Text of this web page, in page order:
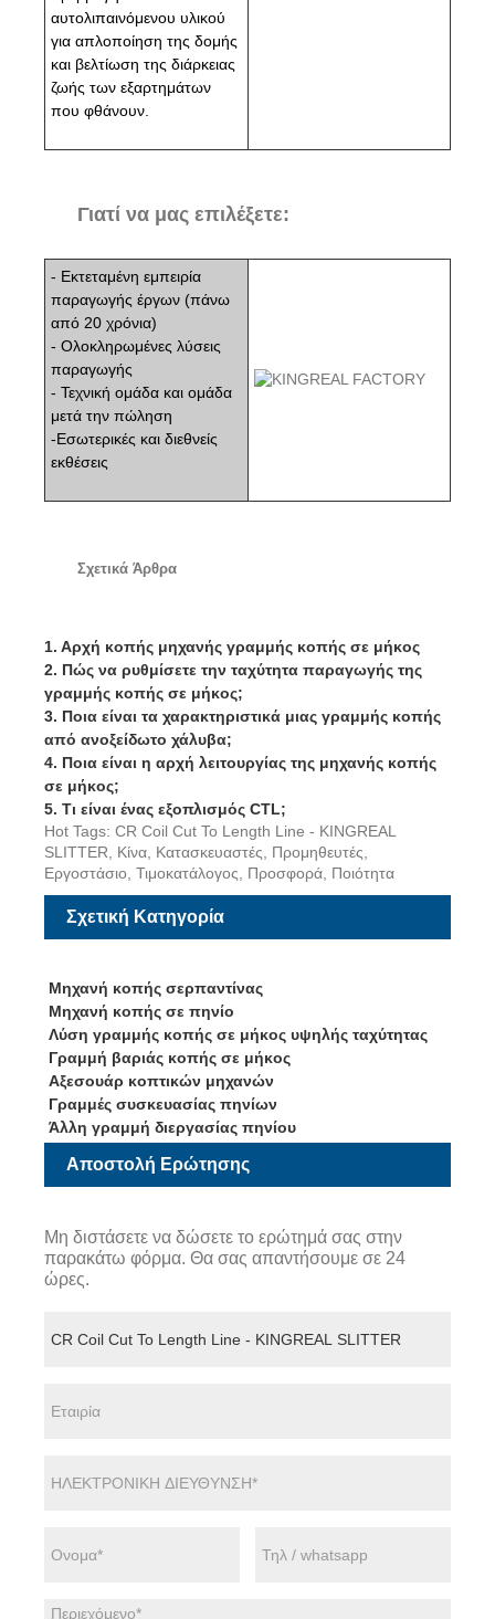
αυτολιπαινόμενου υλικού
για απλοποίηση της δομής
και βελτίωση της διάρκειας
ζωής των εξαρτημάτων
που φθάνουν.
Γιατί να μας επιλέξετε:
- Εκτεταμένη εμπειρία
παραγωγής έργων (πάνω
από 20 χρόνια)
- Ολοκληρωμένες λύσεις
παραγωγής
- Τεχνική ομάδα και ομάδα
μετά την πώληση
-Εσωτερικές και διεθνείς
εκθέσεις
Σχετικά Άρθρα
1. Αρχή κοπής μηχανής γραμμής κοπής σε μήκος
2. Πώς να ρυθμίσετε την ταχύτητα παραγωγής της
γραμμής κοπής σε μήκος;
3. Ποια είναι τα χαρακτηριστικά μιας γραμμής κοπής
από ανοξείδωτο χάλυβα;
4. Ποια είναι η αρχή λειτουργίας της μηχανής κοπής
σε μήκος;
5. Τι είναι ένας εξοπλισμός CTL;
Hot Tags: CR Coil Cut To Length Line - KINGREAL
SLITTER, Κίνα, Κατασκευαστές, Προμηθευτές,
Εργοστάσιο, Τιμοκατάλογος, Προσφορά, Ποιότητα
Σχετική Κατηγορία
Μηχανή κοπής σερπαντίνας
Μηχανή κοπής σε πηνίο
Λύση γραμμής κοπής σε μήκος υψηλής ταχύτητας
Γραμμή βαριάς κοπής σε μήκος
Αξεσουάρ κοπτικών μηχανών
Γραμμές συσκευασίας πηνίων
Άλλη γραμμή διεργασίας πηνίου
Αποστολή Ερώτησης
Μη διστάσετε να δώσετε το ερώτημά σας στην
παρακάτω φόρμα. Θα σας απαντήσουμε σε 24
ώρες.